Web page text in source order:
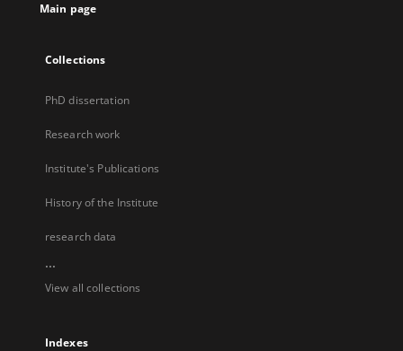
Main page
Collections
PhD dissertation
Research work
Institute's Publications
History of the Institute
research data
...
View all collections
Indexes